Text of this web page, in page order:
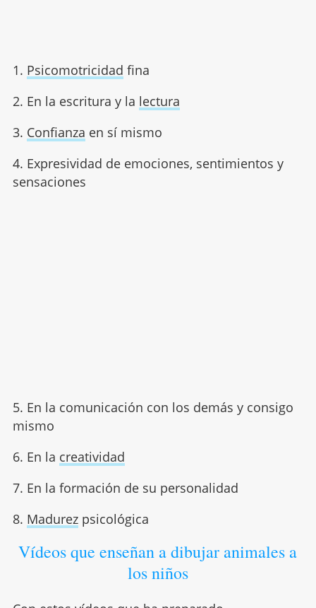
1. Psicomotricidad fina
2. En la escritura y la lectura
3. Confianza en sí mismo
4. Expresividad de emociones, sentimientos y
sensaciones
5. En la comunicación con los demás y consigo
mismo
6. En la creatividad
7. En la formación de su personalidad
8. Madurezpsicológica
Vídeos que enseñan a dibujar animales a
los niños